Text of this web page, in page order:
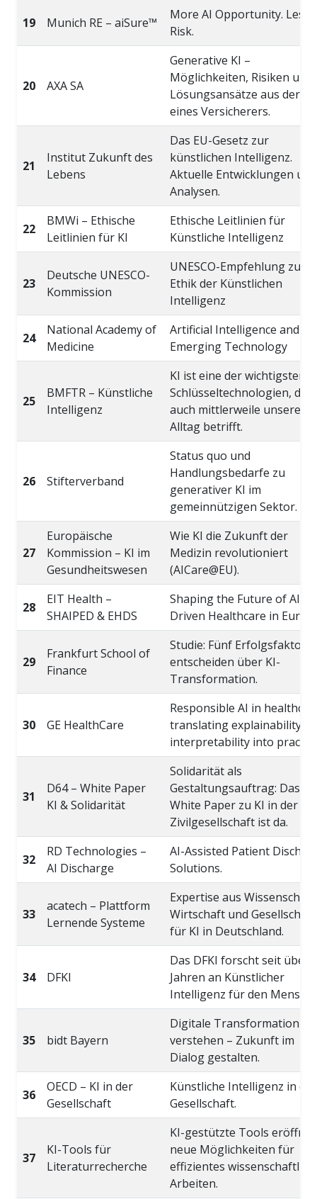
19 Munich RE – aiSure™
More AI Opportunity. Less
Risk.
20 AXA SA
Generative KI –
Möglichkeiten, Risiken und
Lösungsansätze aus der
eines Versicherers.
21
Institut Zukunft des
Lebens
Das EU-Gesetz zur
künstlichen Intelligenz.
Aktuelle Entwicklungen und
Analysen.
22
BMWi – Ethische
Leitlinien für KI
Ethische Leitlinien für
Künstliche Intelligenz
23
Deutsche UNESCO-
Kommission
UNESCO-Empfehlung zur
Ethik der Künstlichen
Intelligenz
24
National Academy of
Medicine
Artificial Intelligence and
Emerging Technology
25
BMFTR – Künstliche
Intelligenz
KI ist eine der wichtigsten
Schlüsseltechnologien, die
auch mittlerweile unseren
Alltag betrifft.
26 Stifterverband
Status quo und
Handlungsbedarfe zu
generativer KI im
gemeinnützigen Sektor.
27
Europäische
Kommission – KI im
Gesundheitswesen
Wie KI die Zukunft der
Medizin revolutioniert
(AICare@EU).
28
EIT Health –
SHAIPED & EHDS
Shaping the Future of AI-
Driven Healthcare in
29
Frankfurt School of
Finance
Studie: Fünf
entscheiden über KI-
Transformation.
30 GE HealthCare
Responsible AI in
translating explainability
interpretability into
31
D64 – White Paper
KI & Solidarität
Solidarität als
Gestaltungsauftrag: Das
White Paper zu KI in der
Zivilgesellschaft ist da.
32
RD Technologies –
AI Discharge
AI-Assisted Patient
Solutions.
33
acatech – Plattform
Lernende Systeme
Expertise aus Wissenschaft,
Wirtschaft und Gesellschaft
für KI in Deutschland.
34 DFKI
Das DFKI forscht seit über
Jahren an Künstlicher
Intelligenz für den
35 bidt Bayern
Digitale Transformation
verstehen – Zukunft im
Dialog gestalten.
36
OECD – KI in der
Gesellschaft
Künstliche Intelligenz in der
Gesellschaft.
37
KI-Tools für
Literaturrecherche
KI-gestützte Tools
neue Möglichkeiten für
effizientes
Arbeiten.